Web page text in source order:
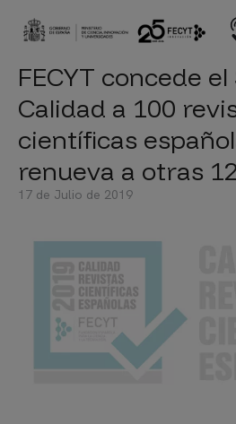
17 de Julio de 2019
FECYT concede el
Calidad a 100
científicas
renueva a otras